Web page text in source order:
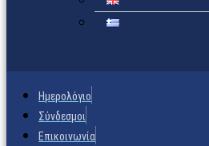
Ημερολόγιο
Σύνδεσμοι
Επικοινωνία